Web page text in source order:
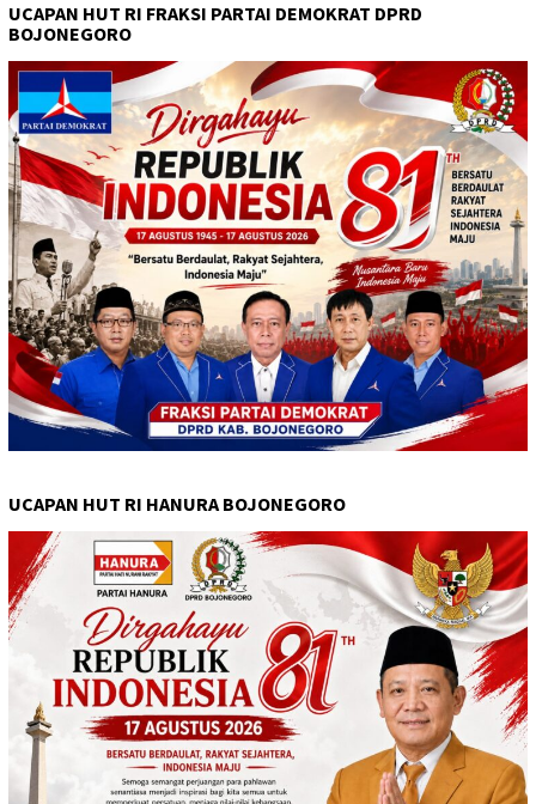
UCAPAN HUT RI FRAKSI PARTAI DEMOKRAT DPRD
BOJONEGORO
UCAPAN HUT RI HANURA BOJONEGORO